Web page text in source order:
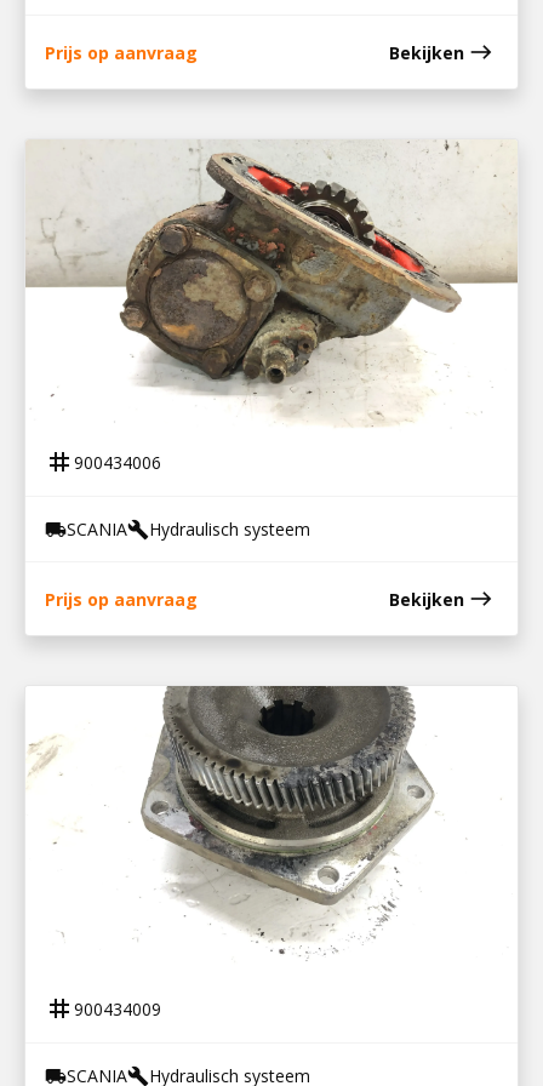
Prijs op aanvraag Bekijken east
900434006
PTO GR 900 BAK
tag 900434006
local_shippingSCANIAbuildHydraulisch systeem
Prijs op aanvraag Bekijken east
900434009
tag 900434009
local_shippingSCANIAbuildHydraulisch systeem